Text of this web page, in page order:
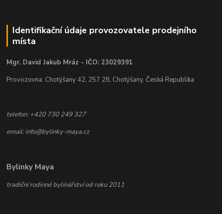
Identifikační údaje provozovatele prodejního
místa
Mgr. David Jakub Mráz - IČO: 23029391
Provozovna: Chotýšany 42, 257 28, Chotýšany, Česká Republika
telefon: +420 730 249 327
email: info@bylinky-maya.cz
Bylinky Maya
tradiční rodinné bylinářství od roku 2011